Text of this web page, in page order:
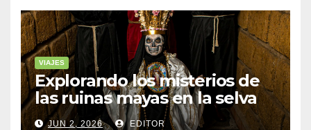
VIAJES
Explorando los misterios de
las ruinas mayas en la selva
de Yucatán
JUN 2, 2026 EDITOR